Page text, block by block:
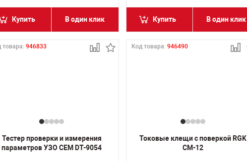
Купить В один клик Купить В один клик
товара: 946833
Тестер проверки и измерения
параметров УЗО CEM DT-9054
Код товара: 946490
Токовые клещи с поверкой RGK
CM-12